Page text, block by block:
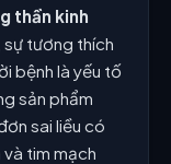
thần kinh
, sự tương thích
bệnh là yếu tố
sản phẩm
sai liều có
tim mạch